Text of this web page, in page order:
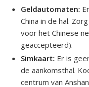
Geldautomaten:
China in de hal.
voor het Chinese
geaccepteerd).
Simkaart: Er is
de aankomsthal.
centrum van